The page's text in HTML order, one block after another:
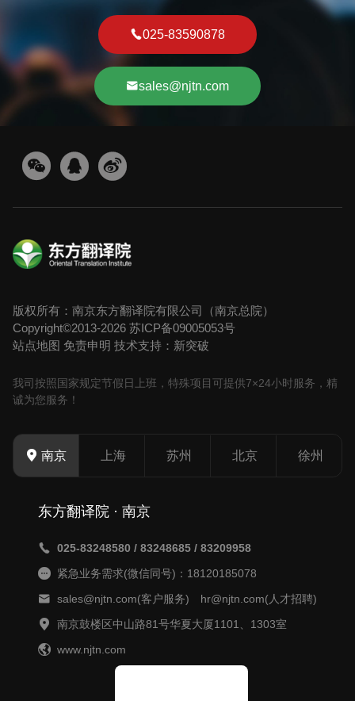
025-83590878
sales@njtn.com
版权所有：南京东方翻译院有限公司（南京总院）
Copyright©2013-2026 苏ICP备09005053号
站点地图 免责申明 技术支持：新突破
我司按照国家规定节假日上班，特殊项目可提供7×24小时服务，精
诚为您服务！
南京 上海 苏州 北京 徐州
东方翻译院 · 南京
025-83248580 / 83248685 / 83209958
紧急业务需求(微信同号)：18120185078
sales@njtn.com(客户服务) hr@njtn.com(人才招聘)
南京鼓楼区中山路81号华夏大厦1101、1303室
www.njtn.com